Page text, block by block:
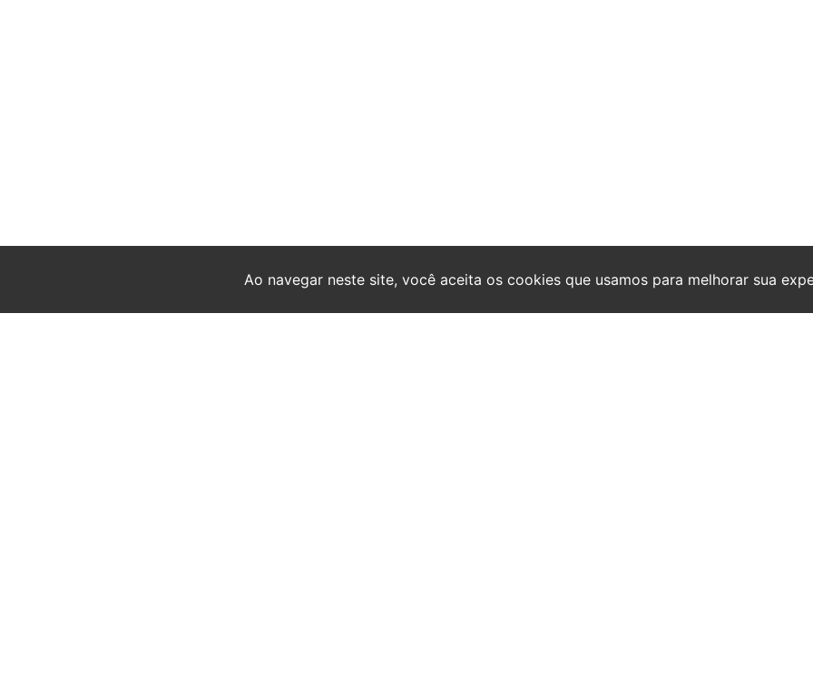
Ao navegar neste site, você aceita os cookies que usamos para melhorar sua